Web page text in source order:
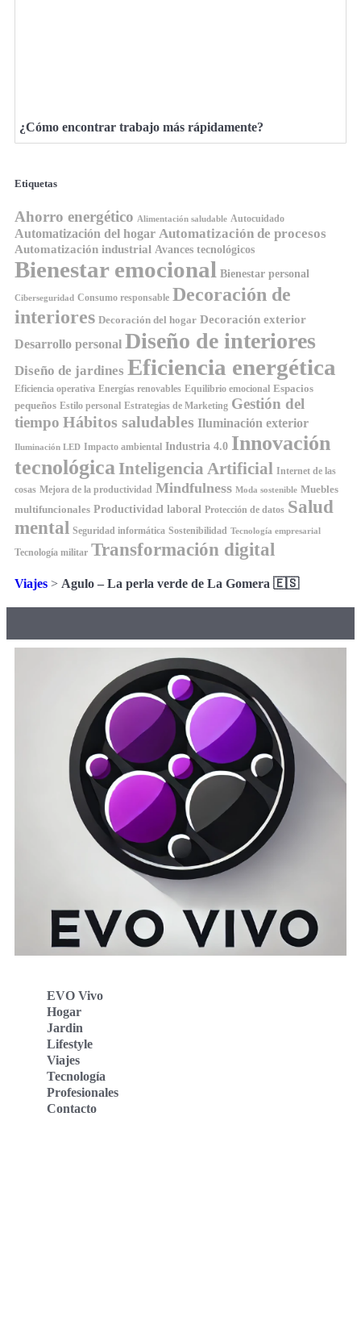
¿Cómo encontrar trabajo más rápidamente?
Etiquetas
Ahorro energético Alimentación saludable Autocuidado
Automatización del hogar Automatización de procesos
Automatización industrial Avances tecnológicos
Bienestar emocional Bienestar personal
Ciberseguridad Consumo responsable Decoración de
interiores Decoración del hogar Decoración exterior
Desarrollo personal Diseño de interiores
Diseño de jardines Eficiencia energética
Eficiencia operativa Energías renovables Equilibrio emocional Espacios
pequeños Estilo personal Estrategias de Marketing Gestión del
tiempo Hábitos saludables Iluminación exterior
Iluminación LED Impacto ambiental Industria 4.0 Innovación
tecnológica Inteligencia Artificial Internet de las
cosas Mejora de la productividad Mindfulness Moda sostenible Muebles
multifuncionales Productividad laboral Protección de datos Salud
mental Seguridad informática Sostenibilidad Tecnología empresarial
Tecnología militar Transformación digital
Viajes > Agulo – La perla verde de La Gomera 🇪🇸
EVO Vivo
Hogar
Jardin
Lifestyle
Viajes
Tecnología
Profesionales
Contacto